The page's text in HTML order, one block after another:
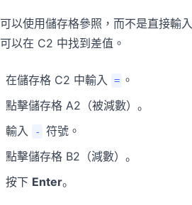
以使用儲存格參照，而不是直接輸
以在 C2 中找到差值。
在儲存格 C2 中輸入 = 。
點擊儲存格 A2（被減數）。
輸入
-
符號。
點擊儲存格 B2（減數）。
按下 Enter。